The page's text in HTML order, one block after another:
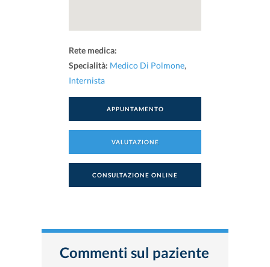
Rete medica:
Specialità: Medico Di Polmone,
Internista
APPUNTAMENTO
VALUTAZIONE
CONSULTAZIONE ONLINE
Commenti sul paziente